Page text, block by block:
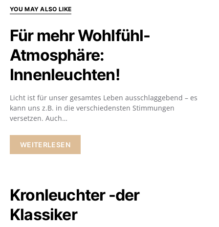
YOU MAY ALSO LIKE
Für mehr Wohlfühl-
Atmosphäre:
Innenleuchten!
Licht ist für unser gesamtes Leben ausschlaggebend – es
kann uns z.B. in die verschiedensten Stimmungen
versetzen. Auch…
WEITERLESEN
Kronleuchter -der
Klassiker